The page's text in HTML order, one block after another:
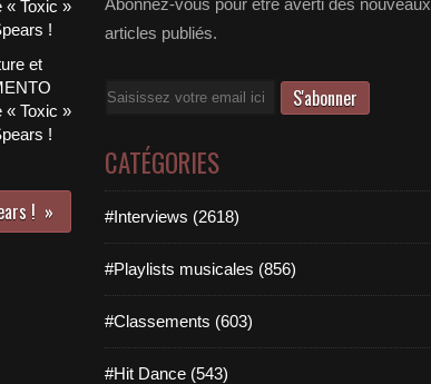
et
« Toxic »
!
!
Abonnez-vous pour être averti des nouveaux
articles publiés.
Email
CATÉGORIES
#Interviews (2618)
#Playlists musicales (856)
#Classements (603)
#Hit Dance (543)